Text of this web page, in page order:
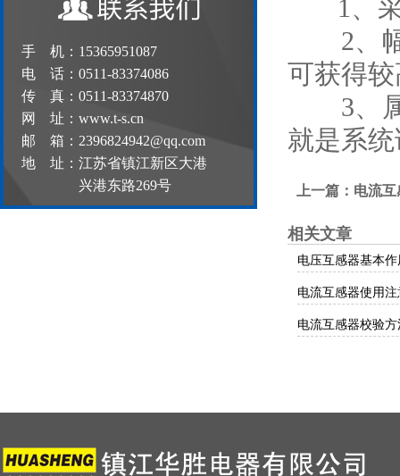
手 机：15365951087
电 话：0511-83374086
传 真：0511-83374870
网 址：www.t-s.cn
邮 箱：2396824942@qq.com
地 址：江苏省镇江新区大港
兴港东路269号
1、采
2、幅
可获得
3、属
就是系
上一篇： 电流
相关文章
电压互感器基本作
电流互感器使用
电流互感器校验方